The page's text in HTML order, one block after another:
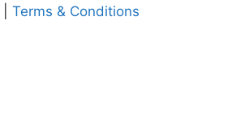
Terms & Conditions